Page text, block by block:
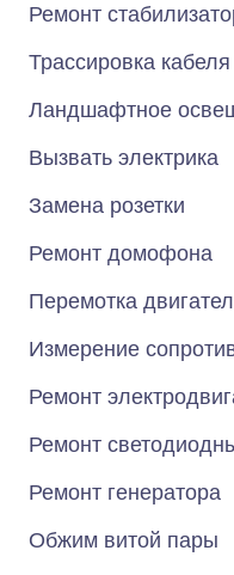
Ремонт
Трассировка кабеля
Ландшафтное
Вызвать электрика
Замена розетки
Ремонт домофона
Перемотка
Измерение
Ремонт
Ремонт
Ремонт генератора
Обжим витой пары